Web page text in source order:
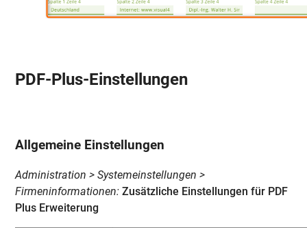
PDF-Plus-Einstellungen
Allgemeine Einstellungen
Administration > Systemeinstellungen >
Firmeninformationen: Zusätzliche Einstellungen für PDF
Plus Erweiterung